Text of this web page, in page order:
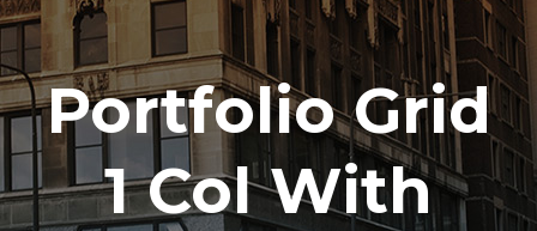
Portfolio Grid
1 Col With